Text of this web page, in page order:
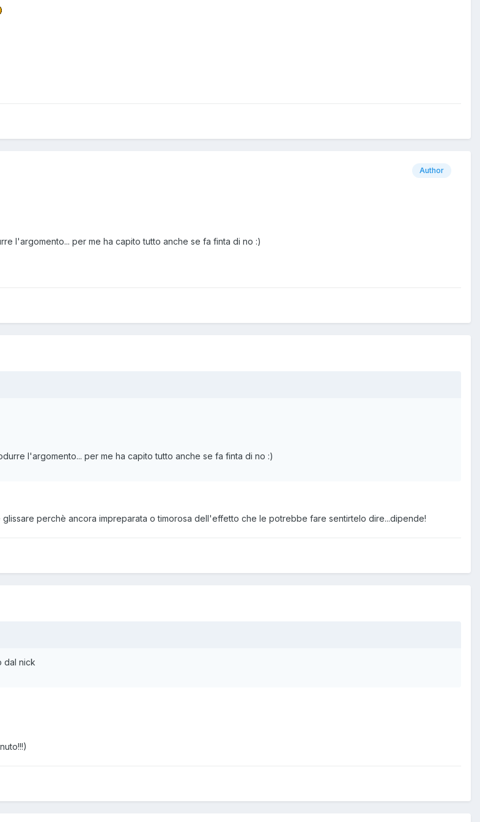
Author
l'argomento... per me ha capito tutto anche se fa finta di no :)
l'argomento... per me ha capito tutto anche se fa finta di no :)
perchè ancora impreparata o timorosa dell'effetto che le potrebbe fare sentirtelo dire...dipende!
dal nick